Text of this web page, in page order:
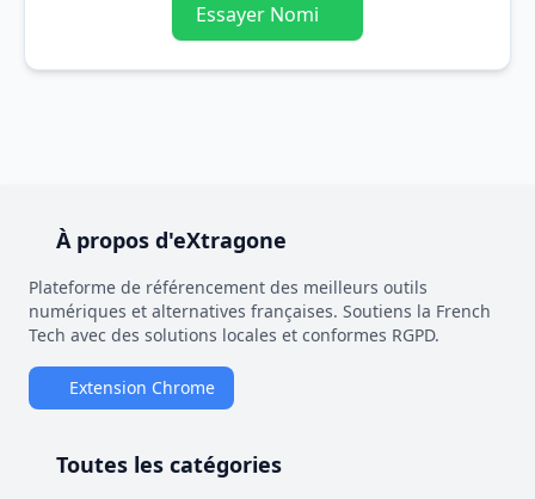
Essayer Nomi
À propos d'eXtragone
Plateforme de référencement des meilleurs outils
numériques et alternatives françaises. Soutiens la French
Tech avec des solutions locales et conformes RGPD.
Extension Chrome
Toutes les catégories